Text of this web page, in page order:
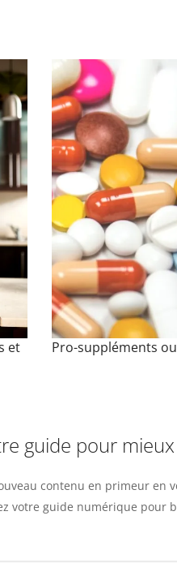
et
Pro-suppléments
guide pour
contenu en primeur en
votre guide numérique pour